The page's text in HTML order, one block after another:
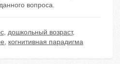
вопроса.
, дошкольный возраст,
, когнитивная парадигма